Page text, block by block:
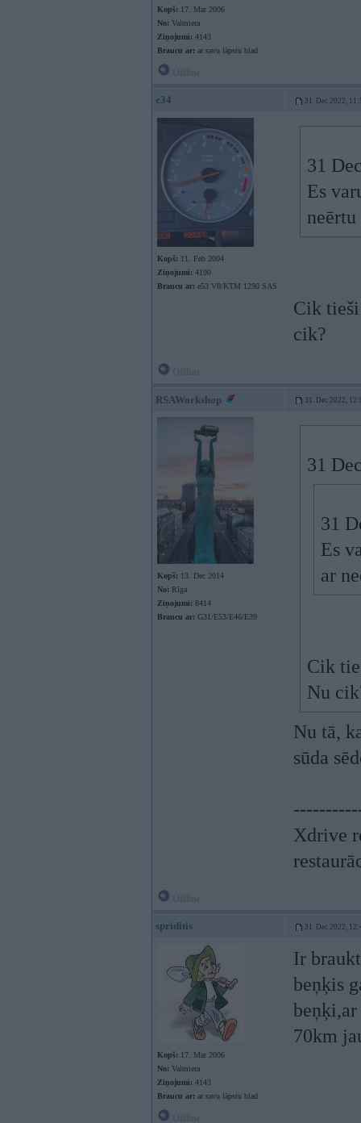
Kopš: 17. Mar 2006
No: Valmiera
Ziņojumi: 4143
Braucu ar: ar savu lāpstu blad
e34 31. Dec 2022,
Kopš: 11. Feb 2004
Ziņojumi: 4190
Braucu ar: e53 V8/KTM 1290 SAS
31
Es
Cik
cik?
RSAWorkshop 31. Dec 2022,
Kopš: 13. Dec 2014
No: Rīga
Ziņojumi: 8414
Braucu ar: G31/E53/E46/E39
31
31
Es
ar
Cik
Nu
Nu tā,
sūda
Xdrive
spriditis 31. Dec 2022,
Kopš: 17. Mar 2006
No: Valmiera
Ziņojumi: 4143
Braucu ar: ar savu lāpstu blad
Ir
beņķis
70km